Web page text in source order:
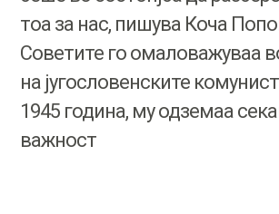
тоа за нас, пишува Коча
Советите го омаловажуваа
на југословенските
1945 година, му одземаа
важност